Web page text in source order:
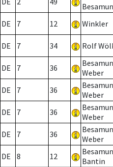
DE 7 12 Winkler
DE 7 34 Rolf
DE 7 36
Weber
DE 7 36
Weber
DE 7 36
Weber
DE 7 36
Weber
DE 8 12
Bantin